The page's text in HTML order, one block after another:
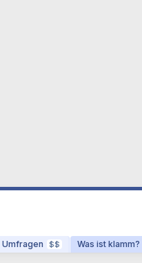
Umfragen $$ Was ist klamm?